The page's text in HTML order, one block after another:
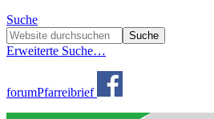
Suche
Erweiterte Suche…
forumPfarreibrief